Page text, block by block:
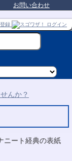
お問い合わせ